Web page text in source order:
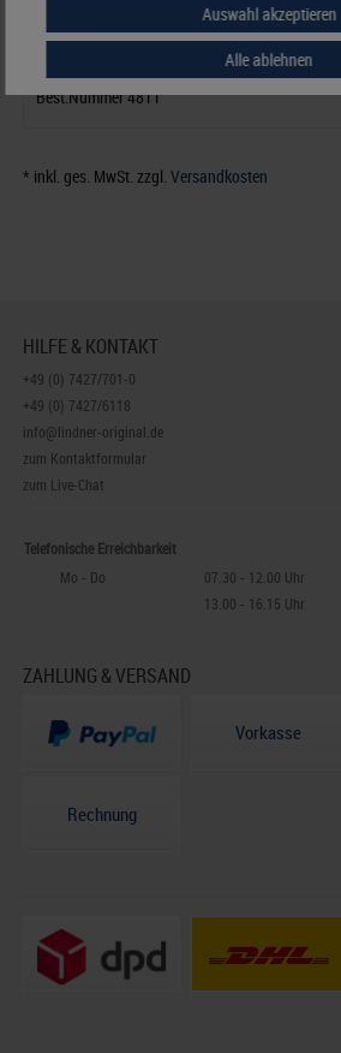
19,50 €*
Best.Nummer 4811
* inkl. ges. MwSt. zzgl.Versandkosten
HILFE & KONTAKT
+49 (0) 7427/701-0
+49 (0) 7427/6118
info@lindner-original.de
zum Kontaktformular
zum Live-Chat
Telefonische Erreichbarkeit
Mo - Do
07.30 - 12.00 Uhr
13.00 - 16.15 Uhr
ZAHLUNG & VERSAND
Vorkasse
Rechnung
Auswahl akzeptieren
Alle ablehnen